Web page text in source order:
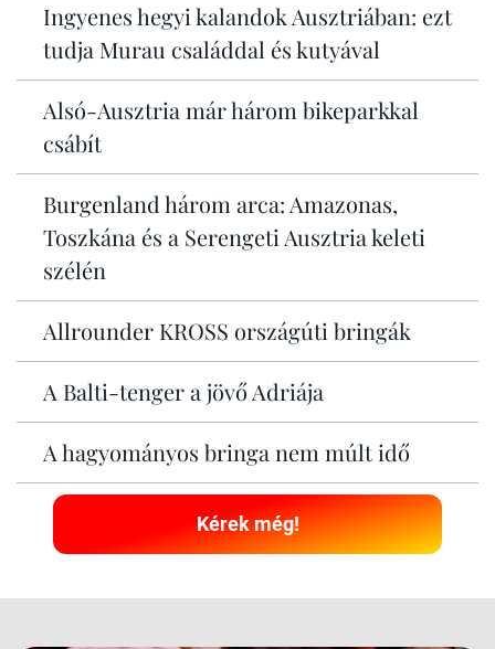
Ingyenes hegyi kalandok Ausztriában: ezt
tudja Murau családdal és kutyával
Alsó-Ausztria már három bikeparkkal
csábít
Burgenland három arca: Amazonas,
Toszkána és a Serengeti Ausztria keleti
szélén
Allrounder KROSS országúti bringák
A Balti-tenger a jövő Adriája
A hagyományos bringa nem múlt idő
Kérek még!